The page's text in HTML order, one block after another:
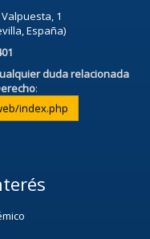
1
España)
duda relacionada
:
index.php